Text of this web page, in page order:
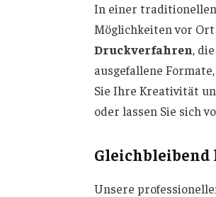
In einer traditionellen
Möglichkeiten vor Ort
Druckverfahren,
ausgefallene
Sie Ihre Kreativität
oder lassen Sie sich
Unsere